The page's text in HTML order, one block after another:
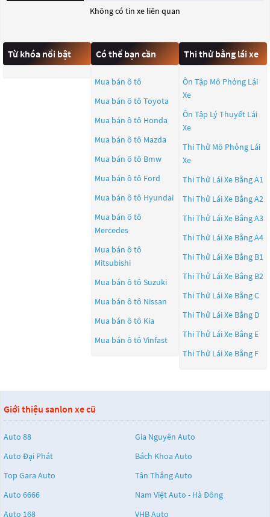
Không có tin xe liên quan
Từ khóa nổi bật Có thể bạn cần
Mua bán ô tô
Mua bán ô tô Toyota
Mua bán ô tô Honda
Mua bán ô tô Mazda
Mua bán ô tô Bmw
Mua bán ô tô Ford
Mua bán ô tô Hyundai
Mua bán ô tô
Mercedes
Mua bán ô tô
Mitsubishi
Mua bán ô tô Suzuki
Mua bán ô tô Nissan
Mua bán ô tô Kia
Mua bán ô tô Vinfast
Thi thử bằng lái xe
Ôn Tập Mô Phỏng Lái
Xe
Ôn Tập Lý Thuyết Lái
Xe
Thi Thử Mô Phỏng Lái
Xe
Thi Thử Lái Xe Bằng A1
Thi Thử Lái Xe Bằng A2
Thi Thử Lái Xe Bằng A3
Thi Thử Lái Xe Bằng A4
Thi Thử Lái Xe Bằng B1
Thi Thử Lái Xe Bằng B2
Thi Thử Lái Xe Bằng C
Thi Thử Lái Xe Bằng D
Thi Thử Lái Xe Bằng E
Thi Thử Lái Xe Bằng F
Giới thiệu sanlon xe cũ
Auto 88
Gia Nguyên Auto
Auto Đại Phát
Bách Khoa Auto
Top Gara Auto
Tân Thắng Auto
Auto 6666
Nam Việt Auto - Hà Đông
Auto 168
VHB Auto